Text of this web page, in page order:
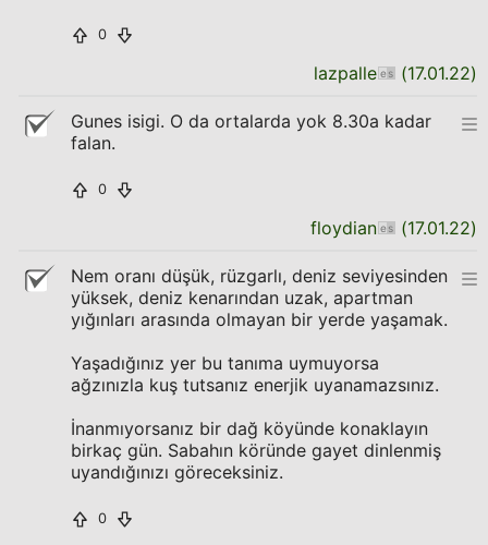
0
lazpalle (17.01.22)
Gunes isigi. O da ortalarda yok 8.30a kadar
falan.
0
floydian (17.01.22)
Nem oranı düşük, rüzgarlı, deniz seviyesinden
yüksek, deniz kenarından uzak, apartman
yığınları arasında olmayan bir yerde yaşamak.
Yaşadığınız yer bu tanıma uymuyorsa
ağzınızla kuş tutsanız enerjik uyanamazsınız.
İnanmıyorsanız bir dağ köyünde konaklayın
birkaç gün. Sabahın köründe gayet dinlenmiş
uyandığınızı göreceksiniz.
0